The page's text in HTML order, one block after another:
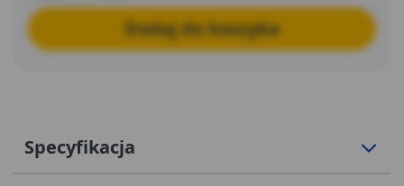
Dodaj do koszyka
Specyfikacja